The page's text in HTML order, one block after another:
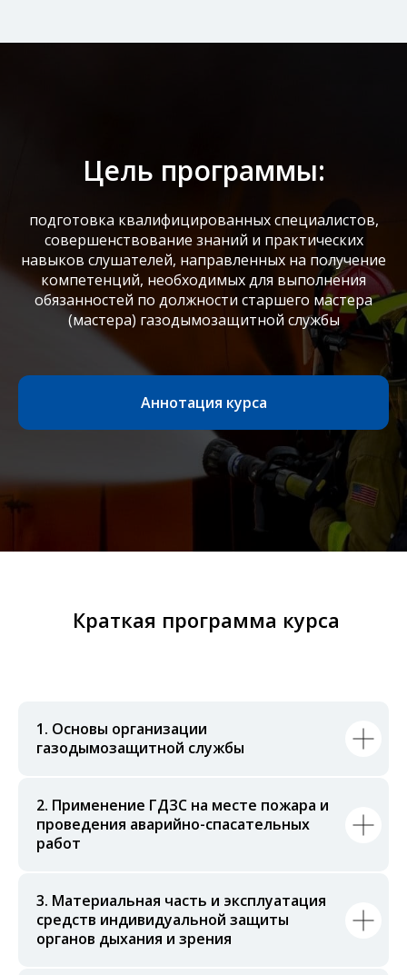
Цель программы:
подготовка квалифицированных специалистов,
совершенствование знаний и практических
навыков слушателей, направленных на получение
компетенций, необходимых для выполнения
обязанностей по должности старшего мастера
(мастера) газодымозащитной службы
Аннотация курса
Краткая программа курса
1. Основы организации
газодымозащитной службы
2. Применение ГДЗС на месте пожара и
проведения аварийно-спасательных
работ
3. Материальная часть и эксплуатация
средств индивидуальной защиты
органов дыхания и зрения